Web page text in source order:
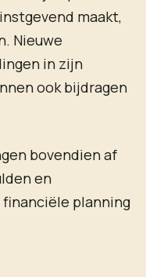
maakt,
Nieuwe
in zijn
ook bijdragen
bovendien af
en
planning